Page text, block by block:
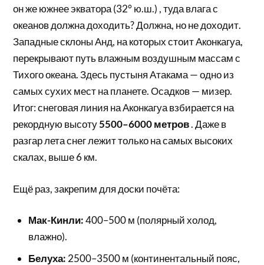
он же южнее экватора (32° ю.ш.) , туда влага с
океанов должна доходить? Должна, но не доходит.
Западные склоны Анд, на которых стоит Аконкагуа,
перекрывают путь влажным воздушным массам с
Тихого океана. Здесь пустыня Атакама — одно из
самых сухих мест на планете. Осадков — мизер.
Итог: снеговая линия на Аконкагуа взбирается на
рекордную высоту5500–6000 метров. Даже в
разгар лета снег лежит только на самых высоких
скалах, выше 6 км.
Ещё раз, закрепим для доски почёта:
Мак-Кинли:400–500 м (полярный холод,
влажно).
Белуха: 2500–3500 м (континентальный пояс,